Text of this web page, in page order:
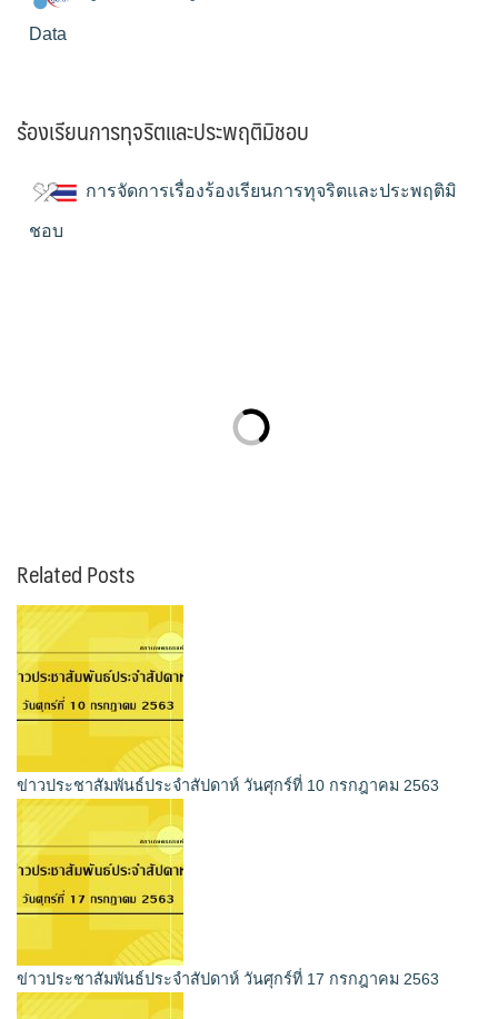
Data
ร้องเรียนการทุจริตและประพฤติมิชอบ
การจัดการเรื่องร้องเรียนการทุจริตและประพฤติมิ
ชอบ
Related Posts
ข่าวประชาสัมพันธ์ประจำสัปดาห์ วันศุกร์ที่ 10 กรกฎาคม 2563
ข่าวประชาสัมพันธ์ประจำสัปดาห์ วันศุกร์ที่ 17 กรกฎาคม 2563